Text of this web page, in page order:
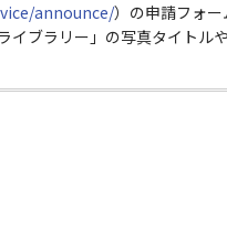
announce/）の申請フォ
イブラリー」の写真タイトル